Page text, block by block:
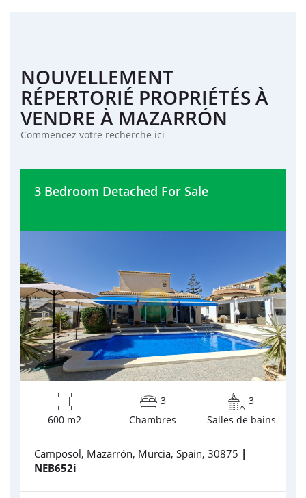
NOUVELLEMENT
RÉPERTORIÉ PROPRIÉTÉS À
VENDRE À MAZARRÓN
Commencez votre recherche ici
3 Bedroom Detached For Sale
600 m2
3
Chambres
3
Salles de bains
Camposol, Mazarrón, Murcia, Spain, 30875 |
NEB652i